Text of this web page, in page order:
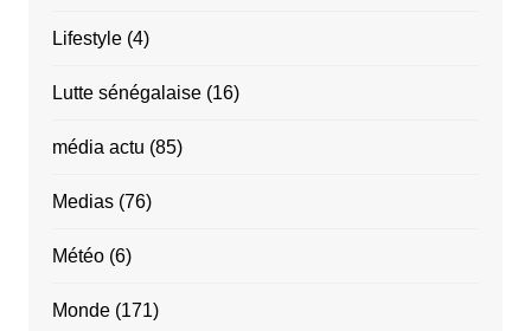
Lifestyle(4)
Lutte sénégalaise(16)
média actu (85)
Medias(76)
Météo(6)
Monde(171)